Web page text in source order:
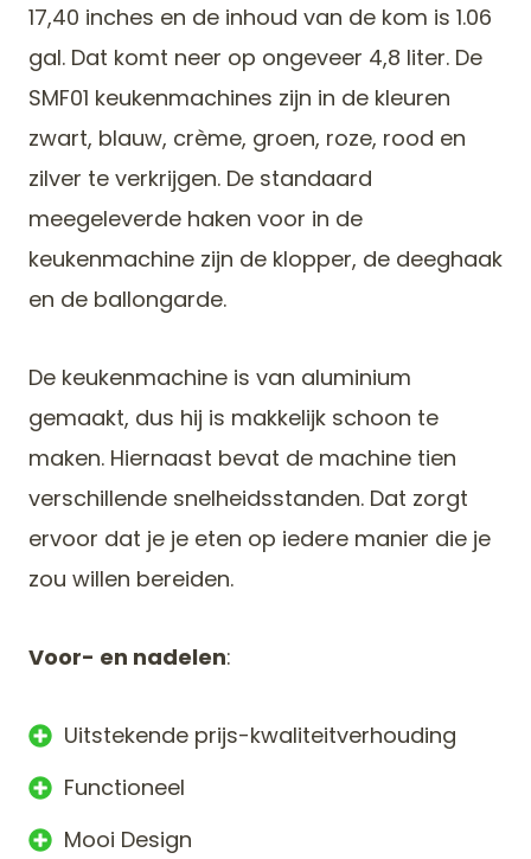
17,40 inches en de inhoud van de kom is 1.06
gal. Dat komt neer op ongeveer 4,8 liter. De
SMF01 keukenmachines zijn in de kleuren
zwart, blauw, crème, groen, roze, rood en
zilver te verkrijgen. De standaard
meegeleverde haken voor in de
keukenmachine zijn de klopper, de deeghaak
en de ballongarde.
De keukenmachine is van aluminium
gemaakt, dus hij is makkelijk schoon te
maken. Hiernaast bevat de machine tien
verschillende snelheidsstanden. Dat zorgt
ervoor dat je je eten op iedere manier die je
zou willen bereiden.
Voor- en nadelen:
Uitstekende prijs-kwaliteitverhouding
Functioneel
Mooi Design